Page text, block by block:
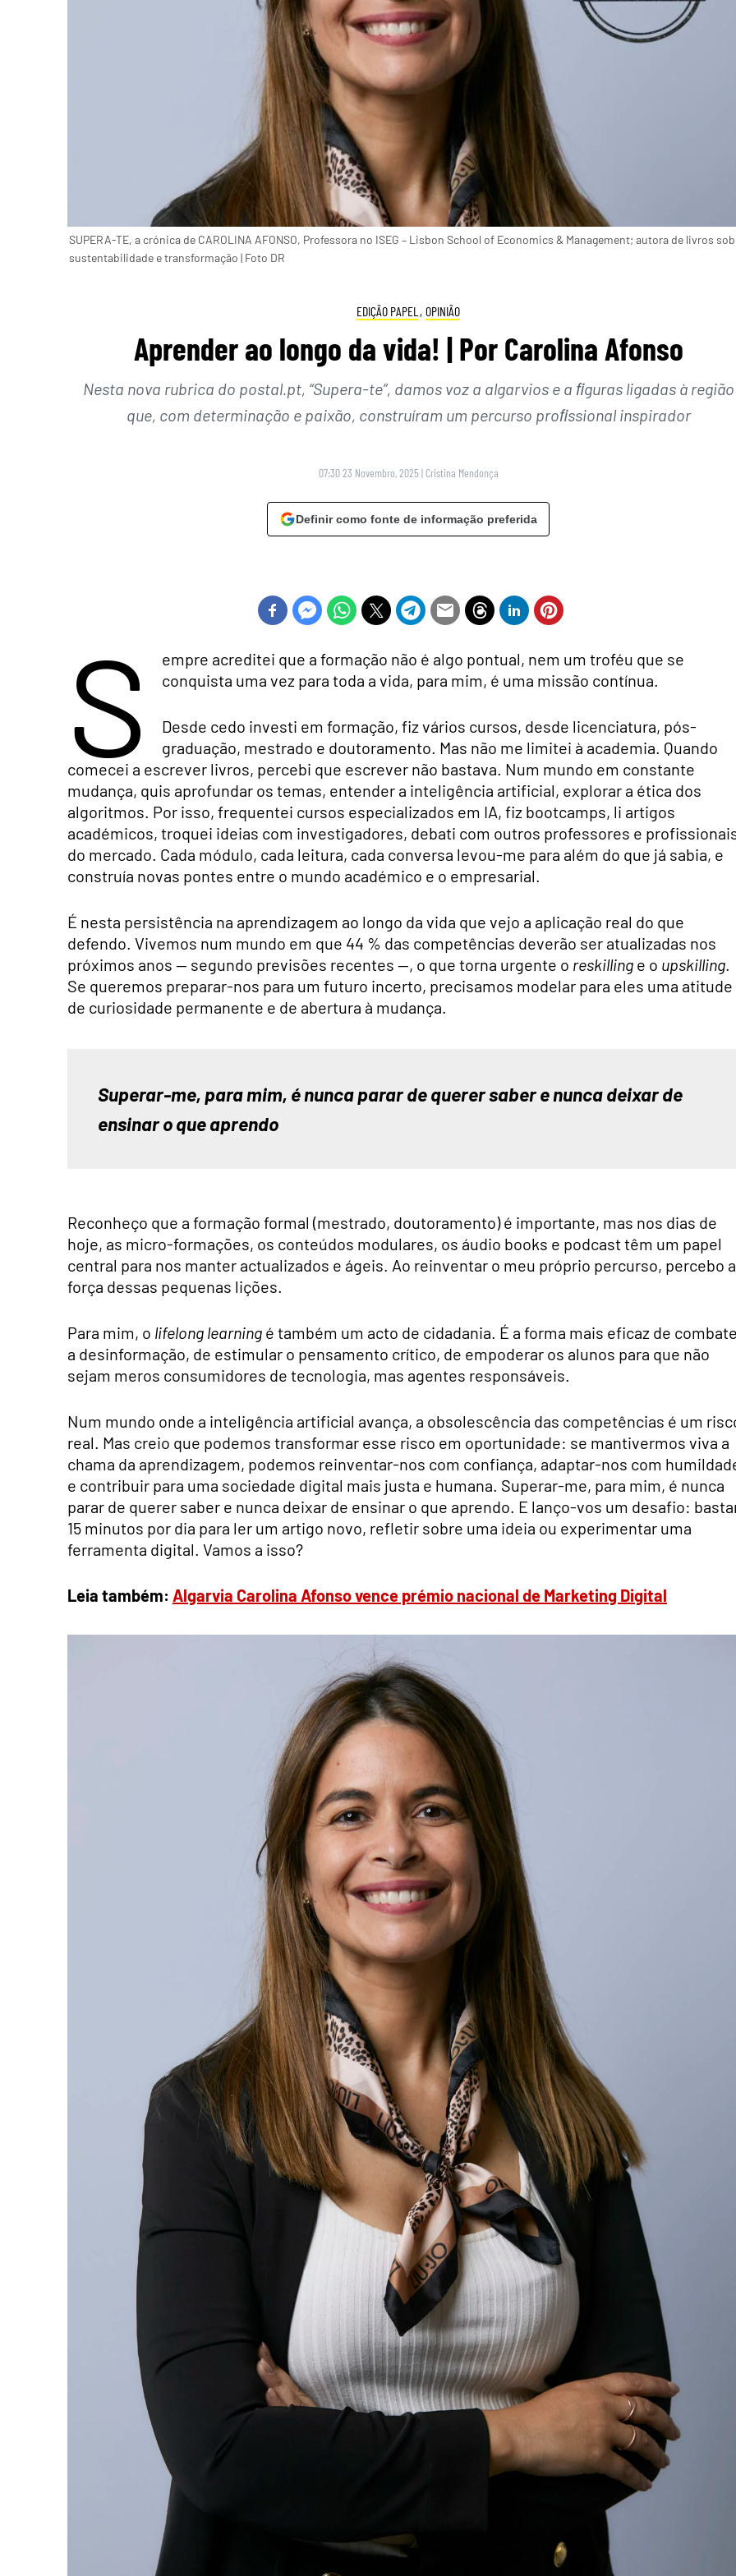
SUPERA-TE, a crónica de CAROLINA AFONSO, Professora no ISEG – Lisbon School of Economics & Management; autora de livros
sustentabilidade e transformação | Foto DR
EDIÇÃO PAPEL , OPINIÃO
Aprender ao longo da vida! | Por Carolina Afonso
Nesta nova rubrica do postal.pt, “Supera-te”, damos voz a algarvios e a ﬁguras ligadas à região
que, com determinação e paixão, construíram um percurso proﬁssional inspirador
07:30 23 Novembro, 2025 | Cristina Mendonça
Definir como fonte de informação preferida
S
empre acreditei que a formação não é algo pontual, nem um troféu que se
conquista uma vez para toda a vida, para mim, é uma missão contínua.
Desde cedo investi em formação, fiz vários cursos, desde licenciatura, pós-
graduação, mestrado e doutoramento. Mas não me limitei à academia. Quando
comecei a escrever livros, percebi que escrever não bastava. Num mundo em constante
mudança, quis aprofundar os temas, entender a inteligência artificial, explorar a ética dos
algoritmos. Por isso, frequentei cursos especializados em IA, fiz bootcamps, li artigos
académicos, troquei ideias com investigadores, debati com outros professores e
do mercado. Cada módulo, cada leitura, cada conversa levou-me para além do que já sabia, e
construía novas pontes entre o mundo académico e o empresarial.
É nesta persistência na aprendizagem ao longo da vida que vejo a aplicação real do que
defendo. Vivemos num mundo em que 44 % das competências deverão ser atualizadas nos
próximos anos — segundo previsões recentes —, o que torna urgente o reskilling e o upskilling.
Se queremos preparar-nos para um futuro incerto, precisamos modelar para eles uma atitude
de curiosidade permanente e de abertura à mudança.
Superar-me, para mim, é nunca parar de querer saber e nunca deixar de
ensinar o que aprendo
Reconheço que a formação formal (mestrado, doutoramento) é importante, mas nos dias de
hoje, as micro-formações, os conteúdos modulares, os áudio books e podcast têm um papel
central para nos manter actualizados e ágeis. Ao reinventar o meu próprio percurso, percebo a
força dessas pequenas lições.
Para mim, o lifelong learning é também um acto de cidadania. É a forma mais eficaz de
a desinformação, de estimular o pensamento crítico, de empoderar os alunos para que não
sejam meros consumidores de tecnologia, mas agentes responsáveis.
Num mundo onde a inteligência artificial avança, a obsolescência das competências é um
real. Mas creio que podemos transformar esse risco em oportunidade: se mantivermos viva a
chama da aprendizagem, podemos reinventar-nos com confiança, adaptar-nos com
e contribuir para uma sociedade digital mais justa e humana. Superar-me, para mim, é nunca
parar de querer saber e nunca deixar de ensinar o que aprendo. E lanço-vos um desafio:
15 minutos por dia para ler um artigo novo, refletir sobre uma ideia ou experimentar uma
ferramenta digital. Vamos a isso?
Leia também: Algarvia Carolina Afonso vence prémio nacional de Marketing Digital